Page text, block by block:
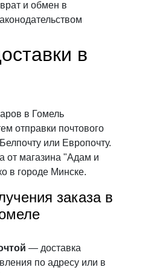
и обмен в
в
в Гомель
отправки почтового
или Европочту.
от магазина "Адам и
в городе Минске.
заказа в
— доставка
по адресу или в